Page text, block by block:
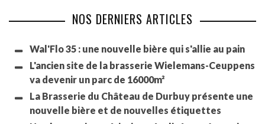
NOS DERNIERS ARTICLES
Wal'Flo 35 : une nouvelle bière qui s'allie au pain
L'ancien site de la brasserie Wielemans-Ceuppens
va devenir un parc de 16000m²
La Brasserie du Château de Durbuy présente une
nouvelle bière et de nouvelles étiquettes